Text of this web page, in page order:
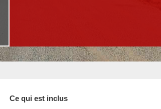
Ce qui est inclus